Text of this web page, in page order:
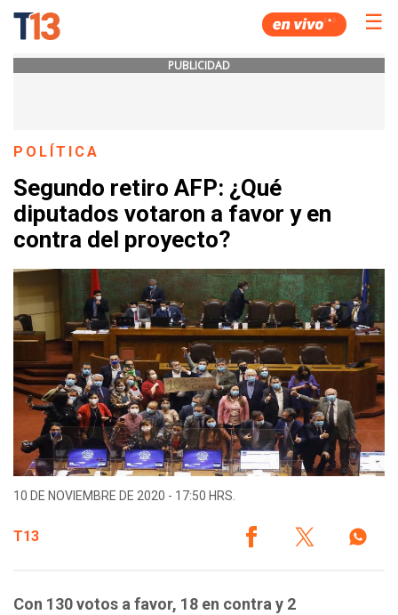
☰
PUBLICIDAD
POLÍTICA
Segundo retiro AFP: ¿Qué
diputados votaron a favor y en
contra del proyecto?
10 DE NOVIEMBRE DE 2020 - 17:50 HRS.
T13
Con 130 votos a favor, 18 en contra y 2